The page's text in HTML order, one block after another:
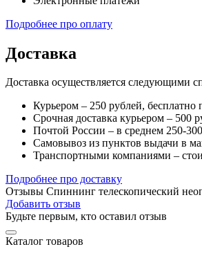
Подробнее про оплату
Доставка
Доставка осуществляется следующими
Курьером – 250 рублей, бесплатно
Срочная доставка курьером – 500
Почтой России – в среднем 250-
Самовывоз из пунктов выдачи в
Транспортными компаниями –
Подробнее про доставку
Отзывы Спиннинг телескопический
Добавить отзыв
Будьте первым, кто оставил отзыв
Каталог товаров